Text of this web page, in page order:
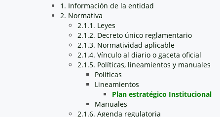
1. Información de la entidad
2. Normativa
2.1.1. Leyes
2.1.2. Decreto único reglamentario
2.1.3. Normatividad aplicable
2.1.4. Vínculo al diario o gaceta oficial
2.1.5. Políticas, lineamientos y manuales
Políticas
Lineamientos
Plan estratégico Institucional
Manuales
2.1.6. Agenda regulatoria